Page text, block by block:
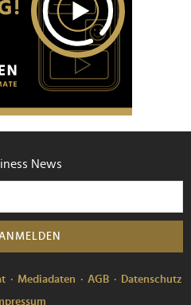
News
Mediadaten AGB
Datenschutz